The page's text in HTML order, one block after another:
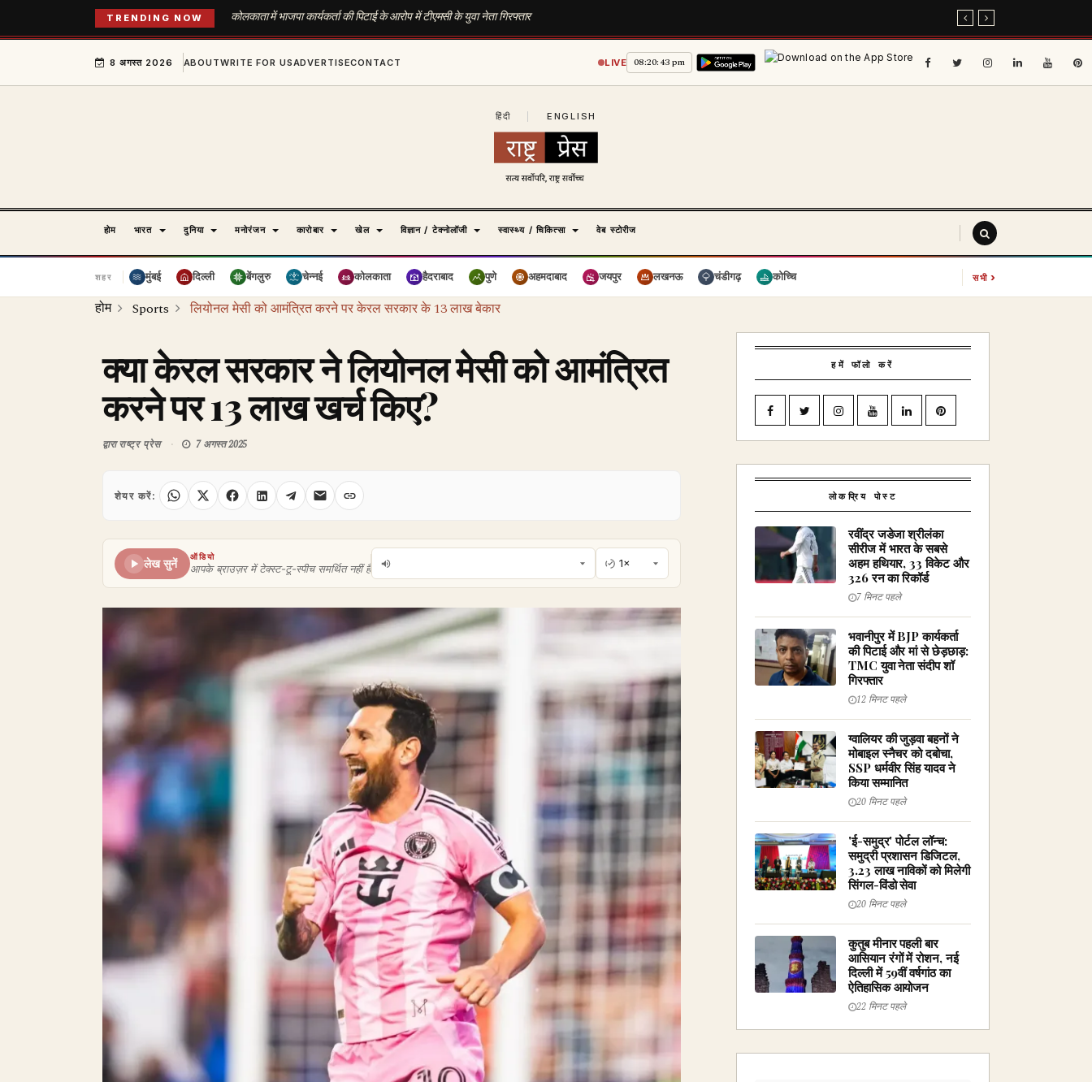
TRENDING NOW कोलकाता में भाजपा कार्यकर्ता की पिटाई के आरोप में टीएमसी के युवा नेता गिरफ्तार
8 अगस्त 2026 ABOUTWRITE FOR USADVERTISECONTACT LIVE 08:20:44 pm
हिंदी ENGLISH
होम भारत दुनिया मनोरंजन कारोबार खेल विज्ञान / टेक्नोलॉजी स्वास्थ्य / चिकित्सा वेब स्टोरीज
शहर मुंबई दिल्ली बेंगलुरु चेन्नई कोलकाता हैदराबाद पुणे अहमदाबाद जयपुर लखनऊ चंडीगढ़ कोच्चि सभी›
होम Sports लियोनल मेसी को आमंत्रित करने पर केरल सरकार के 13 लाख बेकार
क्या केरल सरकार ने लियोनल मेसी को आमंत्रित
करने पर 13 लाख खर्च किए?
द्वाराराष्ट्र प्रेस 7 अगस्त 2025
शेयर करें:
लेख सुनें
ऑडियो
आपके ब्राउज़र में टेक्स्ट-टू-स्पीच समर्थित नहीं है
हमें फॉलो करें
लोकप्रिय पोस्ट
रवींद्र जडेजा श्रीलंका
सीरीज में भारत के सबसे
अहम हथियार, 33 विकेट और
326 रन का रिकॉर्ड
7 मिनट पहले
भवानीपुर में BJP कार्यकर्ता
की पिटाई और मां से छेड़छाड़:
TMC युवा नेता संदीप शॉ
गिरफ्तार
12 मिनट पहले
ग्वालियर की जुड़वा बहनों ने
मोबाइल स्नैचर को दबोचा,
SSP धर्मवीर सिंह यादव ने
किया सम्मानित
20 मिनट पहले
'ई-समुद्र' पोर्टल लॉन्च:
समुद्री प्रशासन डिजिटल,
3.23 लाख नाविकों को मिलेगी
सिंगल-विंडो सेवा
20 मिनट पहले
कुतुब मीनार पहली बार
आसियान रंगों में रोशन, नई
दिल्ली में 59वीं वर्षगांठ का
ऐतिहासिक आयोजन
22 मिनट पहले